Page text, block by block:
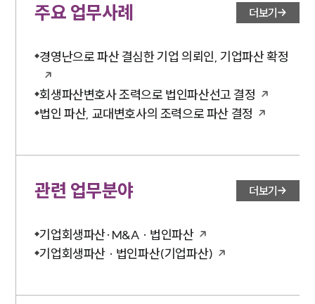
주요 업무사례 더보기
경영난으로 파산 결심한 기업 의뢰인, 기업파산 확정
회생파산변호사 조력으로 법인파산선고 결정
법인 파산, 교대변호사의 조력으로 파산 결정
관련 업무분야 더보기
기업회생파산·M&A · 법인파산
기업회생파산 · 법인파산(기업파산)